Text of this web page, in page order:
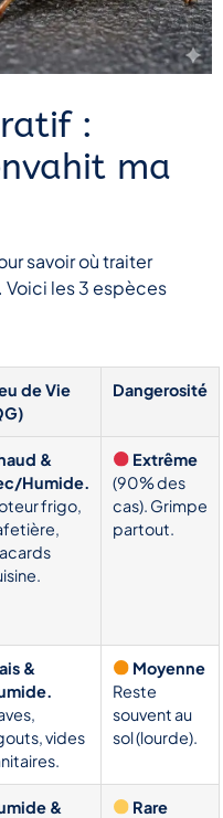
:
ma
savoir où traiter
Voici les 3 espèces
de Vie
Dangerosité
&
Humide.
frigo,
Extrême
(90% des
cas). Grimpe
partout.
&
vides
Moyenne
Reste
souvent au
sol (lourde).
&
Rare